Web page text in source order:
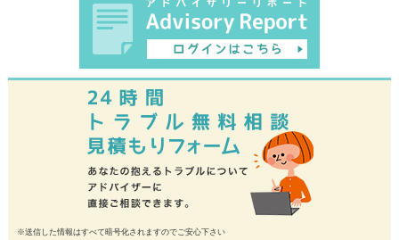
※送信した情報はすべて暗号化されますのでご安心下さい